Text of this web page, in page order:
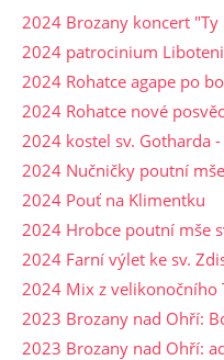
2024 Brozany koncert
2024 patrocinium
2024 Rohatce agape po
2024 Rohatce nové
2024 kostel sv. Gotharda
2024 Nučničky poutní
2024 Pouť na Klimentku
2024 Hrobce poutní mše
2024 Farní výlet ke sv.
2024 Mix z velikonočního
2023 Brozany nad Ohří:
2023 Brozany nad Ohří: